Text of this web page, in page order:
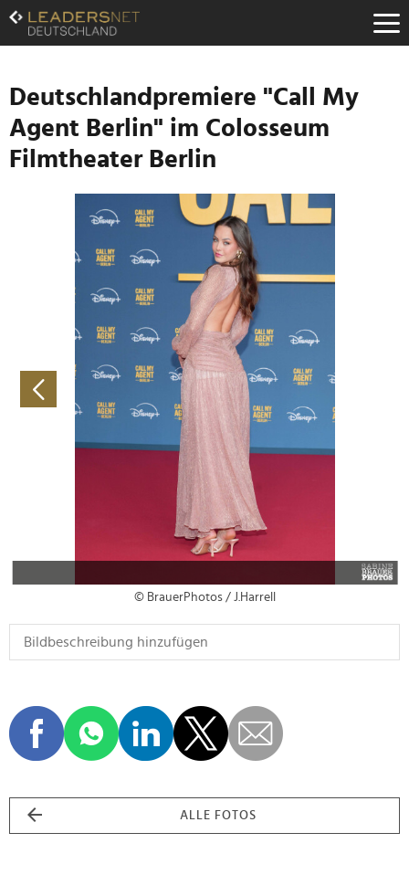
Zum
Inhalt
Zur
Navigation
Zur
Hauptnavigation
Deutschlandpremiere "Call My
Agent Berlin" im Colosseum
Filmtheater Berlin
© BrauerPhotos / J.Harrell
ALLE FOTOS